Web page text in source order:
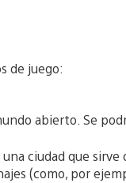
de juego:
abierto. Se
ciudad que
(como, por